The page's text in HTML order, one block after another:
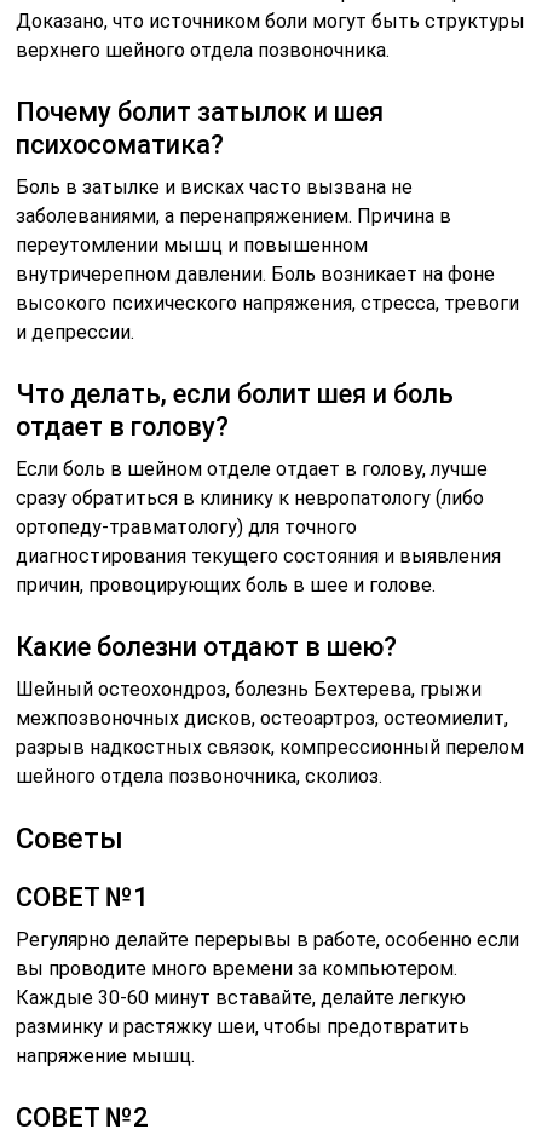
Доказано, что источником боли могут быть структуры
верхнего шейного отдела позвоночника.
Почему болит затылок и шея
психосоматика?
Боль в затылке и висках часто вызвана не
заболеваниями, а перенапряжением. Причина в
переутомлении мышц и повышенном
внутричерепном давлении. Боль возникает на фоне
высокого психического напряжения, стресса, тревоги
и депрессии.
Что делать, если болит шея и боль
отдает в голову?
Если боль в шейном отделе отдает в голову, лучше
сразу обратиться в клинику к невропатологу (либо
ортопеду-травматологу) для точного
диагностирования текущего состояния и выявления
причин, провоцирующих боль в шее и голове.
Какие болезни отдают в шею?
Шейный остеохондроз, болезнь Бехтерева, грыжи
межпозвоночных дисков, остеоартроз, остеомиелит,
разрыв надкостных связок, компрессионный перелом
шейного отдела позвоночника, сколиоз.
Советы
СОВЕТ №1
Регулярно делайте перерывы в работе, особенно если
вы проводите много времени за компьютером.
Каждые 30-60 минут вставайте, делайте легкую
разминку и растяжку шеи, чтобы предотвратить
напряжение мышц.
СОВЕТ №2